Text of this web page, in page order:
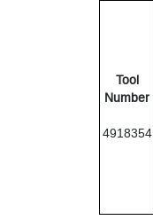
Tool
Number
4918354